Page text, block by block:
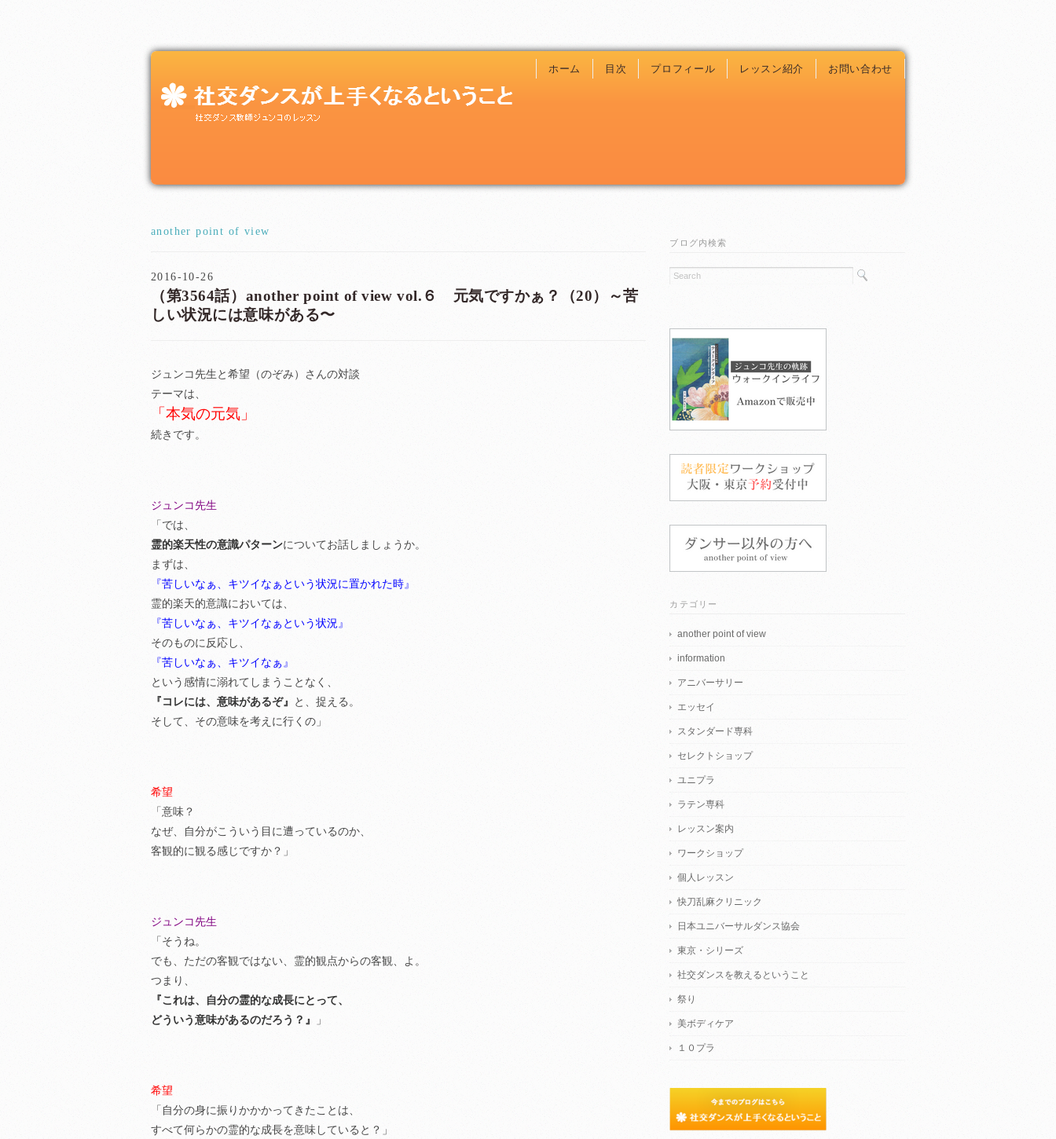
ホーム 目次 プロフィール レッスン紹介 お問い合わせ
another point of view
2016-10-26
（第3564話）another point of view vol.６ 元気ですかぁ？（20）～苦
しい状況には意味がある〜
ジュンコ先生と希望（のぞみ）さんの対談
テーマは、
「本気の元気」
続きです。
ジュンコ先生
「では、
霊的楽天性の意識パターンについてお話しましょうか。
まずは、
『苦しいなぁ、キツイなぁという状況に置かれた時』
霊的楽天的意識においては、
『苦しいなぁ、キツイなぁという状況』
そのものに反応し、
『苦しいなぁ、キツイなぁ』
という感情に溺れてしまうことなく、
『コレには、意味があるぞ』
と、捉える。
そして、その意味を考えに行くの」
希望
「意味？
なぜ、自分がこういう目に遭っているのか、
客観的に観る感じですか？」
ジュンコ先生
「そうね。
でも、ただの客観ではない、霊的観点からの客観、よ。
つまり、
『これは、自分の霊的な成長にとって、
どういう意味があるのだろう？』
」
希望
「自分の身に振りかかかってきたことは、
すべて何らかの霊的な成長を意味していると？」
ブログ内検索
カテゴリー
another point of view
information
アニバーサリー
エッセイ
スタンダード専科
セレクトショップ
ユニプラ
ラテン専科
レッスン案内
ワークショップ
個人レッスン
快刀乱麻クリニック
日本ユニバーサルダンス協会
東京・シリーズ
社交ダンスを教えるということ
祭り
美ボディケア
１０プラ